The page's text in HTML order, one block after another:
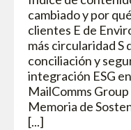
cambiado y por
clientes E de
más circularidad S
conciliación y
integración ESG
MailComms
Memoria de
[...]